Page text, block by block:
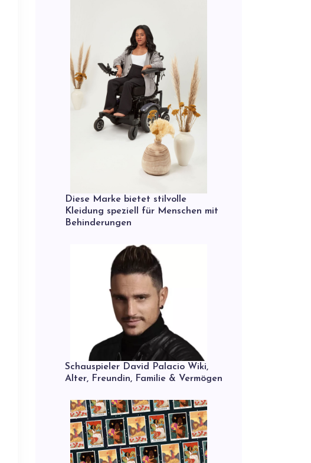
Diese Marke bietet stilvolle
Kleidung speziell für Menschen mit
Behinderungen
Schauspieler David Palacio Wiki,
Alter, Freundin, Familie & Vermögen